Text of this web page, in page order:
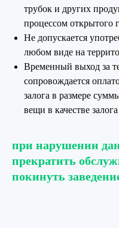
трубок и других
процессом открытого
Не допускается
любом виде на
Временный выход за
сопровождается
залога в размере
вещи в качестве
при нарушении
прекратить
покинуть